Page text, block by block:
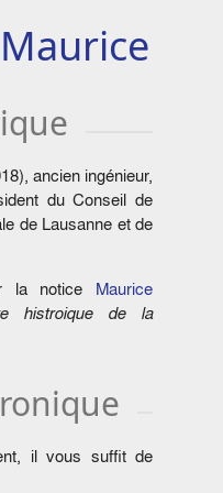
ancien ingénieur,
du Conseil de
de Lausanne et de
la notice Maurice
histroique de la
il vous suffit de